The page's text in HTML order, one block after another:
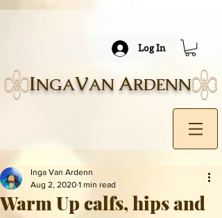
Log In
INGAVAN ARDENN
Warm Up calfs, hips and
Inga Van Ardenn
Aug 2, 2020 1 min read